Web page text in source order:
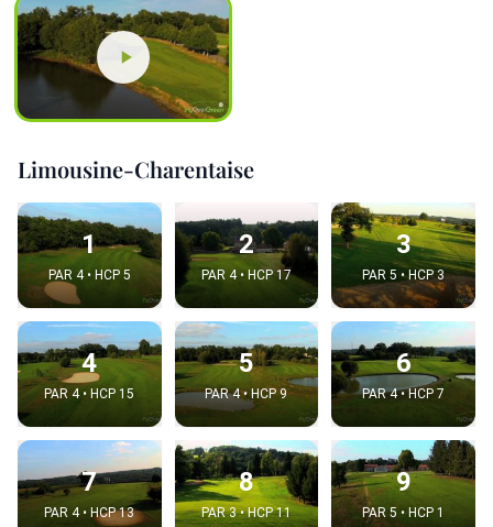
Limousine-Charentaise
1
PAR 4 • HCP 5
2
PAR 4 • HCP 17
3
PAR 5 • HCP 3
4
PAR 4 • HCP 15
5
PAR 4 • HCP 9
6
PAR 4 • HCP 7
7
PAR 4 • HCP 13
8
PAR 3 • HCP 11
9
PAR 5 • HCP 1